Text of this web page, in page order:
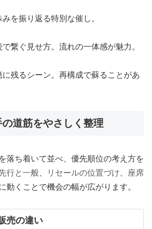
を振り返る特別な催し。
繋ぐ見せ方。流れの一体感が魅力。
残るシーン。再構成で蘇ることがあ
道筋をやさしく整理
落ち着いて並べ、優先順位の考え方を
行と一般、 リセールの位置づけ、 座席
動くことで機会の幅が広がります。
売の違い